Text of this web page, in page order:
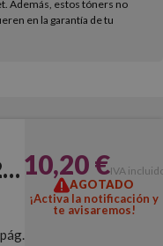
Además, estos tóners no
en la garantía de tu
10,20 €IVA
AGOTADO
¡Activa la notificación y
te avisaremos!